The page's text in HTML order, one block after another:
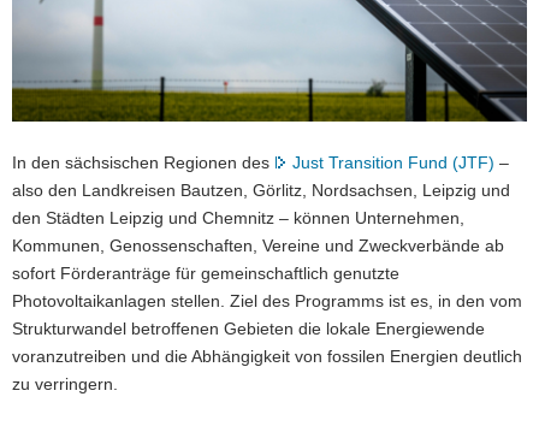
In den sächsischen Regionen des Just Transition Fund (JTF) –
also den Landkreisen Bautzen, Görlitz, Nordsachsen, Leipzig und
den Städten Leipzig und Chemnitz – können Unternehmen,
Kommunen, Genossenschaften, Vereine und Zweckverbände ab
sofort Förderanträge für gemeinschaftlich genutzte
Photovoltaikanlagen stellen. Ziel des Programms ist es, in den vom
Strukturwandel betroffenen Gebieten die lokale Energiewende
voranzutreiben und die Abhängigkeit von fossilen Energien deutlich
zu verringern.